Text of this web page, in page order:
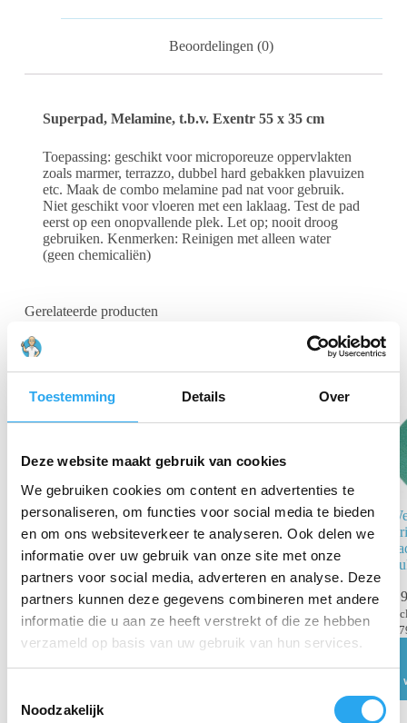
Toestemming Details Over
Deze website maakt gebruik van cookies
We gebruiken cookies om content en advertenties te
personaliseren, om functies voor social media te bieden
en om ons websiteverkeer te analyseren. Ook delen we
informatie over uw gebruik van onze site met onze
partners voor social media, adverteren en analyse. Deze
partners kunnen deze gegevens combineren met andere
informatie die u aan ze heeft verstrekt of die ze hebben
verzameld op basis van uw gebruik van hun services.
Noodzakelijk
Beoordelingen (0)
Superpad, Melamine, t.b.v. Exentr 55 x 35 cm
Toepassing: geschikt voor microporeuze oppervlakten
zoals marmer, terrazzo, dubbel hard gebakken plavuizen
etc. Maak de combo melamine pad nat voor gebruik.
Niet geschikt voor vloeren met een laklaag. Test de pad
eerst op een onopvallende plek. Let op; nooit droog
gebruiken. Kenmerken: Reinigen met alleen water
(geen chemicaliën)
Gerelateerde producten
Superpad,
Zwart, t.b.v.
Exentr 55 x 35
cm
€8,41 incl. BTW
excl. BTW
Toevoegen